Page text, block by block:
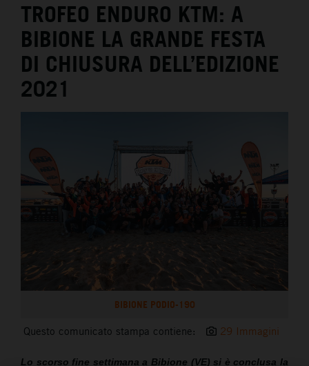
TROFEO ENDURO KTM: A
BIBIONE LA GRANDE FESTA
DI CHIUSURA DELL’EDIZIONE
2021
BIBIONE PODIO-190
Questo comunicato stampa contiene: 29 Immagini
Lo scorso fine settimana a Bibione (VE) si è conclusa la